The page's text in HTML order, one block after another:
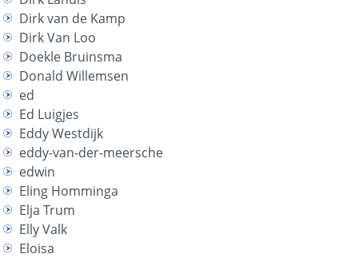
Dirk van de Kamp
Dirk Van Loo
Doekle Bruinsma
Donald Willemsen
ed
Ed Luigjes
Eddy Westdijk
eddy-van-der-meersche
edwin
Eling Homminga
Elja Trum
Elly Valk
Eloisa